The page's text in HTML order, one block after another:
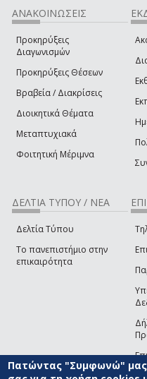
ΑΝΑΚΟΙΝΩΣΕΙΣ
Προκηρύξεις
Διαγωνισμών
Προκηρύξεις Θέσεων
Βραβεία / Διακρίσεις
Διοικητικά Θέματα
Μεταπτυχιακά
Φοιτητική Μέριμνα
ΔΕΛΤΙΑ ΤΥΠΟΥ / ΝΕΑ
Δελτία Τύπου
Το πανεπιστήμιο στην
επικαιρότητα
Πατώντας "Συμφωνώ"